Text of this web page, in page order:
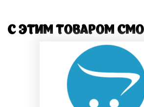
С ЭТИМ ТОВАРОМ